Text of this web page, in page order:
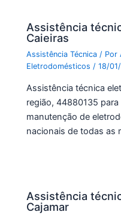
Assistência
Caieiras
Assistência Técnica / Por
Eletrodomésticos /18/
Assistência técnica
região, 44880135
manutenção de
nacionais de todas as
Assistência
Cajamar